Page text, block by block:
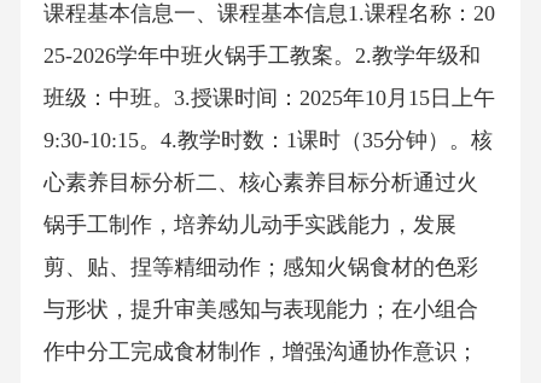
课程基本信息一、课程基本信息1.课程名称：20
25-2026学年中班火锅手工教案。2.教学年级和
班级：中班。3.授课时间：2025年10月15日上午
9:30-10:15。4.教学时数：1课时（35分钟）。核
心素养目标分析二、核心素养目标分析通过火
锅手工制作，培养幼儿动手实践能力，发展
剪、贴、捏等精细动作；感知火锅食材的色彩
与形状，提升审美感知与表现能力；在小组合
作中分工完成食材制作，增强沟通协作意识；